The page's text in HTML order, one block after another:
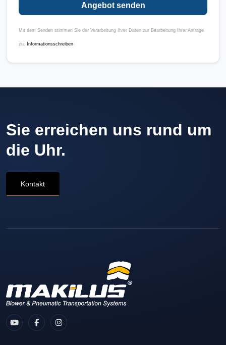
Angebot senden
Mit dem Senden stimmen Sie der Verarbeitung Ihrer Daten zur Bearbeitung Ihrer Anfrage
zu. Informationsschreiben
Sie erreichen uns rund um
die Uhr.
Kontakt